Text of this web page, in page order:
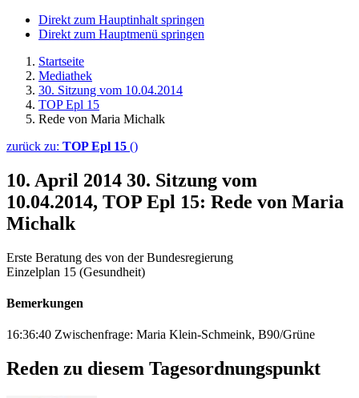
Direkt zum Hauptinhalt springen
Direkt zum Hauptmenü springen
Startseite
Mediathek
30. Sitzung vom 10.04.2014
TOP Epl 15
Rede von Maria Michalk
zurück zu: TOP Epl 15 ()
10. April 2014 30. Sitzung vom
10.04.2014, TOP Epl 15: Rede von Maria
Michalk
Erste Beratung des von der Bundesregierung
Einzelplan 15 (Gesundheit)
Bemerkungen
16:36:40 Zwischenfrage: Maria Klein-Schmeink, B90/Grüne
Reden zu diesem Tagesordnungspunkt